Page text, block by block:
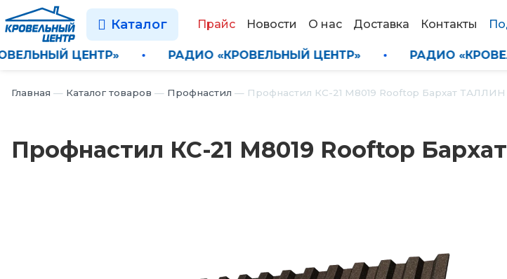
Каталог Прайс Новости О нас Доставка Контакты
«КРОВЕЛЬНЫЙ ЦЕНТР» • РАДИО «КРОВЕЛЬНЫЙ ЦЕНТР» • РАДИО
Главная — Каталог товаров — Профнастил — Профнастил КС-21 М8019 Rooftop Бархат
Профнастил КС-21 М8019 Rooftop